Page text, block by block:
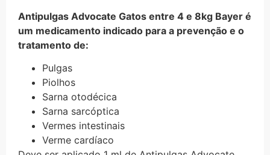
Antipulgas Advocate Gatos entre 4 e 8kg Bayer é
um medicamento indicado para a prevenção e o
tratamento de:
Pulgas
Piolhos
Sarna otodécica
Sarna sarcóptica
Vermes intestinais
Verme cardíaco